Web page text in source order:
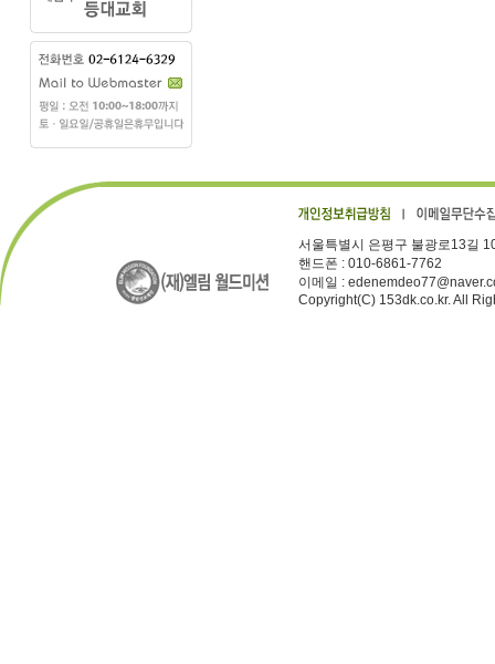
서울특별시 은평구 불광로13길
핸드폰 : 010-6861-7762
이메일 :
Copyright(C) 153dk.co.kr. All